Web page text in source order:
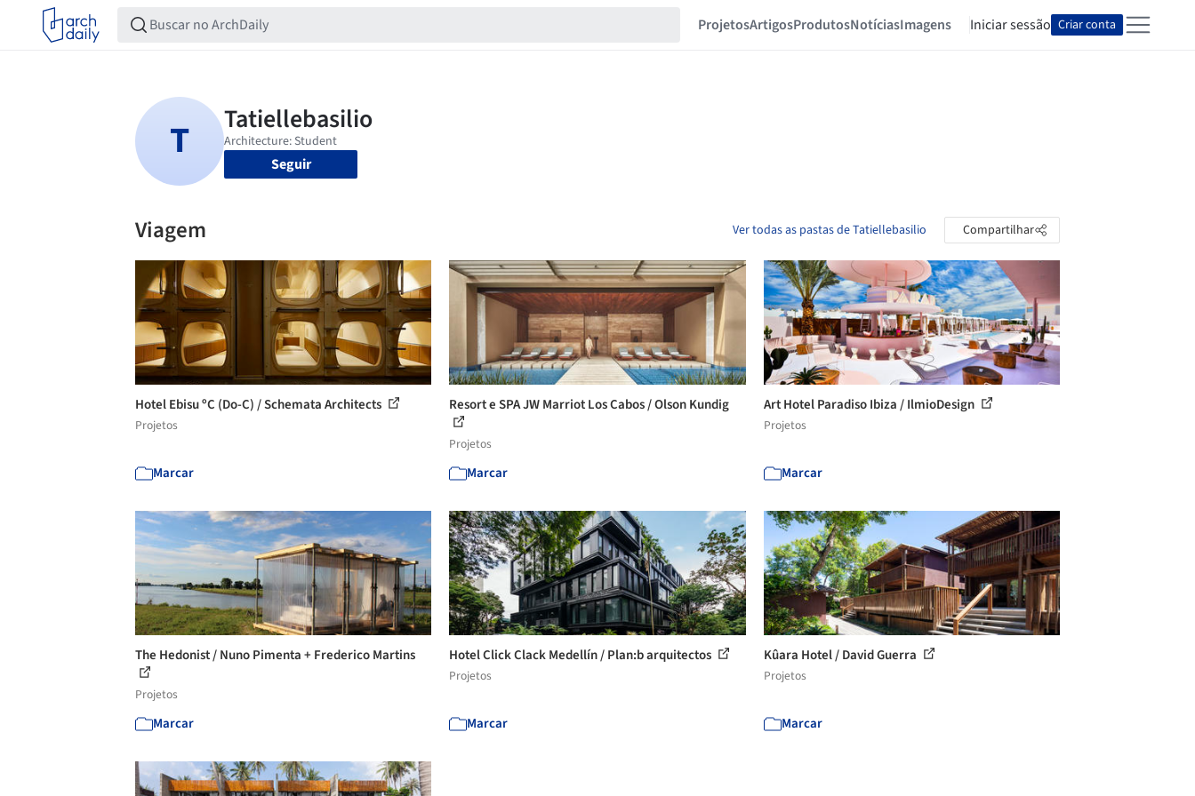
ProjetosArtigosProdutosNotíciasImagens Iniciar sessão Criar conta
Seguir
Viagem Ver todas as pastas de Tatiellebasilio Compartilhar
Hotel Ebisu ºC (Do-C) / Schemata Architects
Projetos
Marcar
Resort e SPA JW Marriot Los Cabos / Olson Kundig
Projetos
Marcar
Art Hotel Paradiso Ibiza / IlmioDesign
Projetos
Marcar
The Hedonist / Nuno Pimenta + Frederico Martins
Projetos
Marcar
Hotel Click Clack Medellín / Plan:b arquitectos
Projetos
Marcar
Kûara Hotel / David Guerra
Projetos
Marcar